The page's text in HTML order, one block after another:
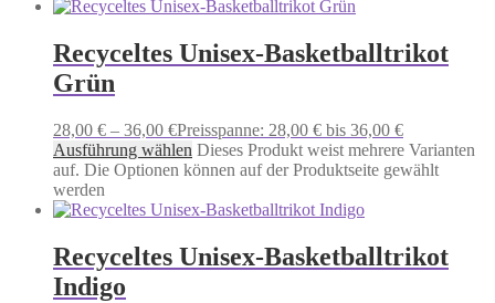
Recyceltes Unisex-Basketballtrikot
Grün
28,00 € – 36,00 €Preisspanne: 28,00 € bis 36,00 €
Ausführung wählen Dieses Produkt weist mehrere Varianten
auf. Die Optionen können auf der Produktseite gewählt
werden
Recyceltes Unisex-Basketballtrikot
Indigo